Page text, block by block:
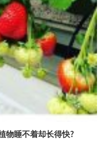
睡不着却长得快?